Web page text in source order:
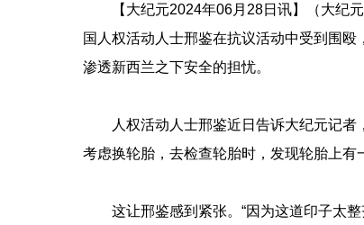
【大纪元2024年06月28日讯】（大纪
国人权活动人士邢鉴在抗议活动中受到围
渗透新西兰之下安全的担忧。
人权活动人士邢鉴近日告诉大纪元记
考虑换轮胎，去检查轮胎时，发现轮胎上有
这让邢鉴感到紧张。“因为这道印子太